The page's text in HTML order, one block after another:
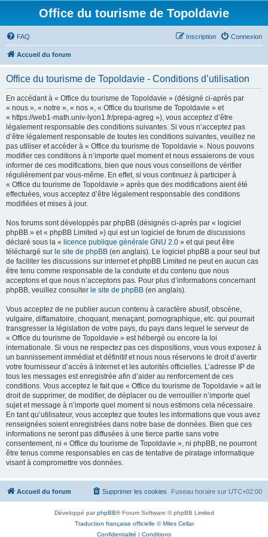
Office du tourisme de Topoldavie
FAQ Connexion
Inscription
Accueil du forum
Office du tourisme de Topoldavie - Conditions d’utilisation
En accédant à « Office du tourisme de Topoldavie » (désigné ci-après par
« nous », « notre », « nos », « Office du tourisme de Topoldavie » et
« https://web1-math.univ-lyon1.fr/prepa-agreg »), vous acceptez d’être
légalement responsable des conditions suivantes. Si vous n’acceptez pas
d’être légalement responsable de toutes les conditions suivantes, veuillez ne
pas utiliser et accéder à « Office du tourisme de Topoldavie ». Nous pouvons
modifier ces conditions à n’importe quel moment et nous essaierons de vous
informer de ces modifications, bien que nous vous conseillons de vérifier
régulièrement par vous-même. En effet, si vous continuez à participer à
« Office du tourisme de Topoldavie » après que des modifications aient été
effectuées, vous acceptez d’être légalement responsable des conditions
modifiées et mises à jour.
Nos forums sont développés par phpBB (désignés ci-après par « logiciel
phpBB » et « phpBB Limited ») qui est un logiciel de forum de discussions
déclaré sous la « licence publique générale GNU 2.0 » et qui peut être
téléchargé sur le site de phpBB (en anglais). Le logiciel phpBB a pour seul but
de faciliter les discussions sur internet et phpBB Limited ne peut en aucun cas
être tenu comme responsable de la conduite et du contenu que nous
acceptons et que nous n’acceptons pas. Pour plus d’informations concernant
phpBB, veuillez consulter le site de phpBB (en anglais).
Vous acceptez de ne publier aucun contenu à caractère abusif, obscène,
vulgaire, diffamatoire, choquant, menaçant, pornographique, etc. qui pourrait
transgresser la législation de votre pays, du pays dans lequel le serveur de
« Office du tourisme de Topoldavie » est hébergé ou encore la loi
internationale. Si vous ne respectez pas ces dispositions, vous vous exposez à
un bannissement immédiat et définitif et nous nous réservons le droit d’avertir
votre fournisseur d’accès à internet et les autorités officielles. L’adresse IP de
tous les messages est enregistrée afin d’aider au renforcement de ces
conditions. Vous acceptez le fait que « Office du tourisme de Topoldavie » ait le
droit de supprimer, de modifier, de déplacer ou de verrouiller n’importe quel
sujet et message à n’importe quel moment si nous estimons cela nécessaire.
En tant qu’utilisateur, vous acceptez que toutes les informations que vous avez
renseignées soient enregistrées dans notre base de données. Bien que ces
informations ne seront pas diffusées à une tierce partie sans votre
consentement, ni « Office du tourisme de Topoldavie », ni phpBB, ne pourront
être tenus comme responsables en cas de tentative de piratage informatique
visant à compromettre vos données.
Accueil du forum Fuseau horaire sur UTC+02:00
Supprimer les cookies
Développé parphpBB® Forum Software © phpBB Limited
Traduction française officielle ©Miles Cellar
Confidentialité | Conditions